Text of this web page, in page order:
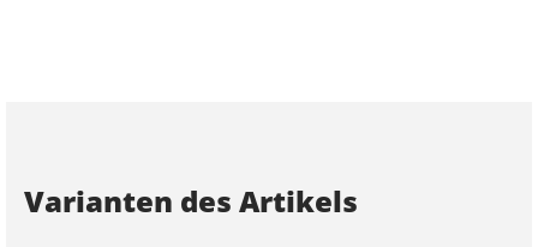
Varianten des Artikels